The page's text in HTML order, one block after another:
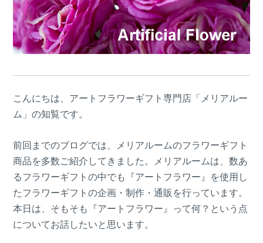
こんにちは、アートフラワーギフト専門店「メリアルー
ム」の知覧です。
前回までのブログでは、メリアルームのフラワーギフト
商品を多数ご紹介してきました。メリアルームは、数あ
るフラワーギフトの中でも『アートフラワー』を使用し
たフラワーギフトの企画・制作・通販を行っています。
本日は、そもそも『アートフラワー』って何？という点
についてお話したいと思います。